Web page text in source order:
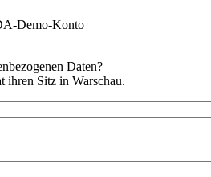
Demo-Konto
Daten?
Sitz in Warschau.